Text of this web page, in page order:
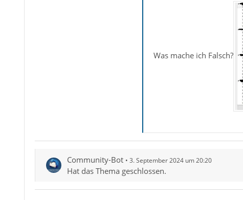
Was mache ich Falsch?
Community-Bot 3. September 2024 um 20:20
Hat das Thema geschlossen.